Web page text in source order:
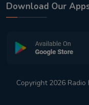
Download Our
Copyright 2026